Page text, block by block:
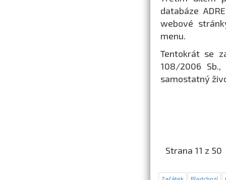
databáze
webové
menu.
Tentokrát se
108/2006
samostatný
Strana 11 z 50
Začátek Předchozí